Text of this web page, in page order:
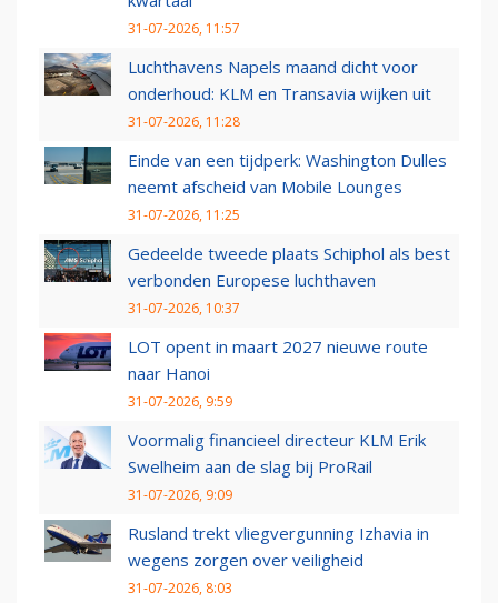
31-07-2026, 11:57
Luchthavens Napels maand dicht voor
onderhoud: KLM en Transavia wijken uit
31-07-2026, 11:28
Einde van een tijdperk: Washington Dulles
neemt afscheid van Mobile Lounges
31-07-2026, 11:25
Gedeelde tweede plaats Schiphol als best
verbonden Europese luchthaven
31-07-2026, 10:37
LOT opent in maart 2027 nieuwe route
naar Hanoi
31-07-2026, 9:59
Voormalig financieel directeur KLM Erik
Swelheim aan de slag bij ProRail
31-07-2026, 9:09
Rusland trekt vliegvergunning Izhavia in
wegens zorgen over veiligheid
31-07-2026, 8:03